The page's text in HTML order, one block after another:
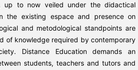
up to now veiled under the didactical
the existing espace and presence on
and metodological standpoints are
of knowledge required by contemporary
Distance Education demands an
students, teachers and tutors and